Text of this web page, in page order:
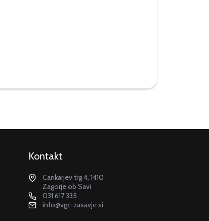
Kontakt
Cankarjev trg 4, 1410
Zagorje ob Savi
031 617 335
info@vgc-zasavje.si